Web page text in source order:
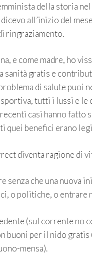
della storia
all’inizio del
ringraziamento.
e come madre, ho
sanità gratis e
di salute puoi
tutti i lussi e le
casi hanno fatto
quei benefici erano
diventa ragione di
senza che una nuova
o politiche, o entrare
(sul corrente no
buoni per il nido gratis
mensa).